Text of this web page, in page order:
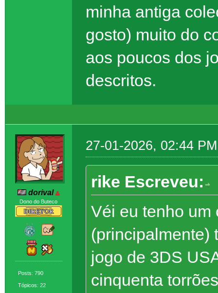
minha antiga
gosto) muito do
aos poucos dos
descritos.
dorival
Dono do Buteco
Posts: 790
Tópicos: 22
27-01-2026, 02:44 PM
rike Escreveu:
Véi eu tenho um
(principalmente)
jogo de 3DS
cinquenta